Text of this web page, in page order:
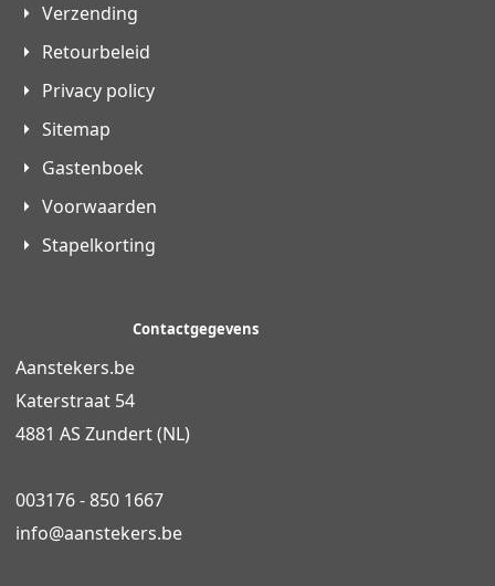
Verzending
Retourbeleid
Privacy policy
Sitemap
Gastenboek
Voorwaarden
Stapelkorting
Contactgegevens
Aanstekers.be
Katerstraat 54
4881 AS Zundert (NL)
003176 - 850 1667
info@aanstekers.be